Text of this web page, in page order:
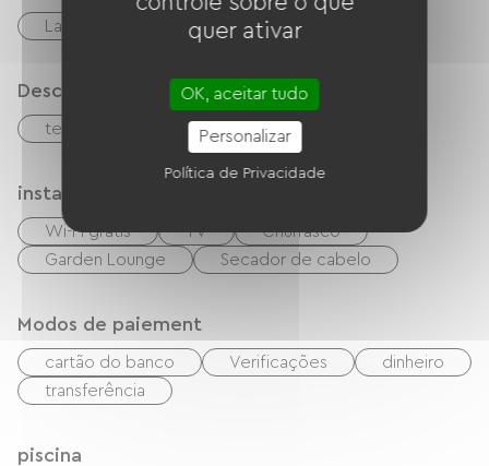
Lareira
Descrição
terraço Estacionamento
instalações
Wi-Fi grátis TV
Churrasco
Garden Lounge
Secador de cabelo
Modos de paiement
cartão do banco Verificações
dinheiro
transferência
piscina
quer ativar
OK, aceitar tudo
Personalizar
Política de Privacidade